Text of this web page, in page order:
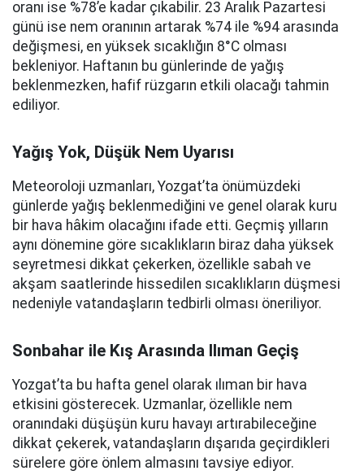
oranı ise %78’e kadar çıkabilir. 23 Aralık Pazartesi
günü ise nem oranının artarak %74 ile %94 arasında
değişmesi, en yüksek sıcaklığın 8°C olması
bekleniyor. Haftanın bu günlerinde de yağış
beklenmezken, hafif rüzgarın etkili olacağı tahmin
ediliyor.
Yağış Yok, Düşük Nem Uyarısı
Meteoroloji uzmanları, Yozgat’ta önümüzdeki
günlerde yağış beklenmediğini ve genel olarak kuru
bir hava hâkim olacağını ifade etti. Geçmiş yılların
aynı dönemine göre sıcaklıkların biraz daha yüksek
seyretmesi dikkat çekerken, özellikle sabah ve
akşam saatlerinde hissedilen sıcaklıkların düşmesi
nedeniyle vatandaşların tedbirli olması öneriliyor.
Sonbahar ile Kış Arasında Ilıman Geçiş
Yozgat’ta bu hafta genel olarak ılıman bir hava
etkisini gösterecek. Uzmanlar, özellikle nem
oranındaki düşüşün kuru havayı artırabileceğine
dikkat çekerek, vatandaşların dışarıda geçirdikleri
sürelere göre önlem almasını tavsiye ediyor.